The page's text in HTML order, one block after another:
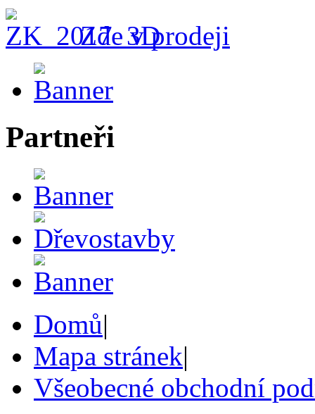
Zde v prodeji
Partneři
Domů|
Mapa stránek|
Všeobecné obchodní